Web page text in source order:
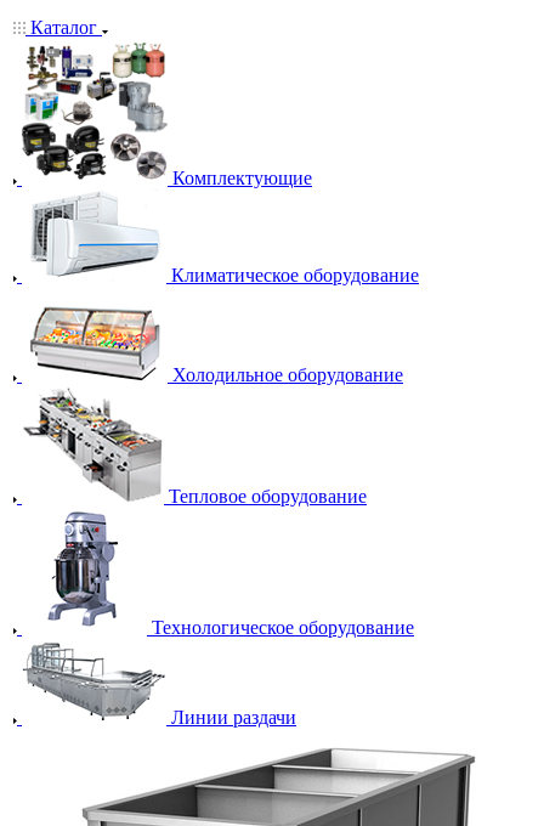
Каталог
Комплектующие
Климатическое оборудование
Холодильное оборудование
Тепловое оборудование
Технологическое оборудование
Линии раздачи